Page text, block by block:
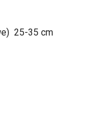
25-35 cm